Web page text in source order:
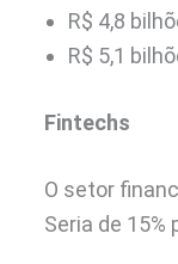
R$ 4,8
R$ 5,1
Fintechs
O setor
Seria de 15%